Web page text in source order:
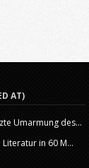
AT)
Umarmung des...
in 60 M...